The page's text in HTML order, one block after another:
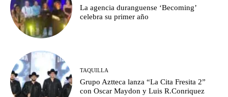
La agencia duranguense ‘Becoming’
celebra su primer año
TAQUILLA
Grupo Aztteca lanza “La Cita Fresita 2”
con Oscar Maydon y Luis R.Conriquez